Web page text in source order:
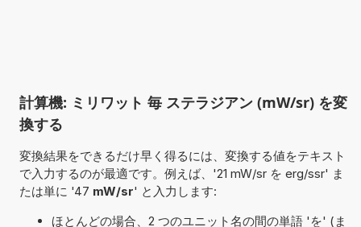
計算機: ミリワット 毎 ステラジアン (mW/sr) を変
換する
変換結果をできるだけ早く得るには、変換する値をテキスト
で入力するのが最適です。例えば、'21 mW/sr を erg/ssr' ま
たは単に '47 mW/sr' と入力します:
ほとんどの場合、2 つのユニット名の間の単語 'を' (ま